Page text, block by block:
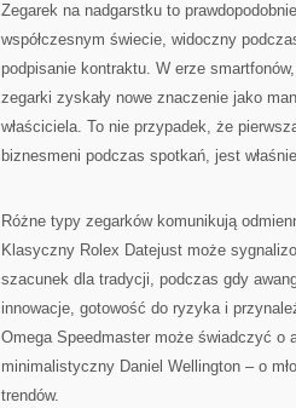
Zegarek na nadgarstku to
współczesnym świecie, widoczny
podpisanie kontraktu. W erze
zegarki zyskały nowe znaczenie jako
właściciela. To nie przypadek, że
biznesmeni podczas spotkań, jest
Różne typy zegarków komunikują
Klasyczny Rolex Datejust może
szacunek dla tradycji, podczas gdy
innowacje, gotowość do ryzyka i
Omega Speedmaster może świadczyć
minimalistyczny Daniel Wellington – o
trendów.